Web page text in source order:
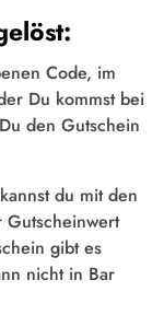
Code, im
Du kommst bei
den Gutschein
du mit den
Gutscheinwert
gibt es
nicht in Bar